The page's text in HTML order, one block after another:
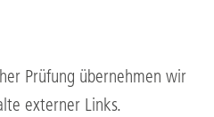
Prüfung übernehmen wir
externer Links.